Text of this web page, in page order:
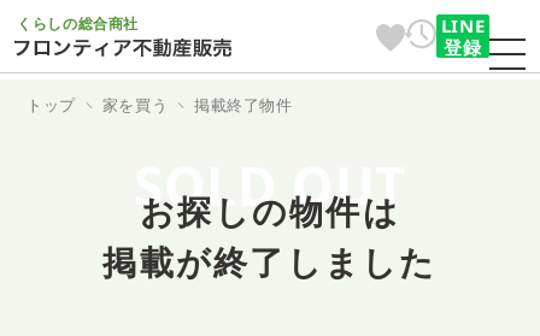
くらしの総合商社
LINE
登録
トップ 家を買う 掲載終了物件
SOLD OUT
お探しの物件は
掲載が終了しました